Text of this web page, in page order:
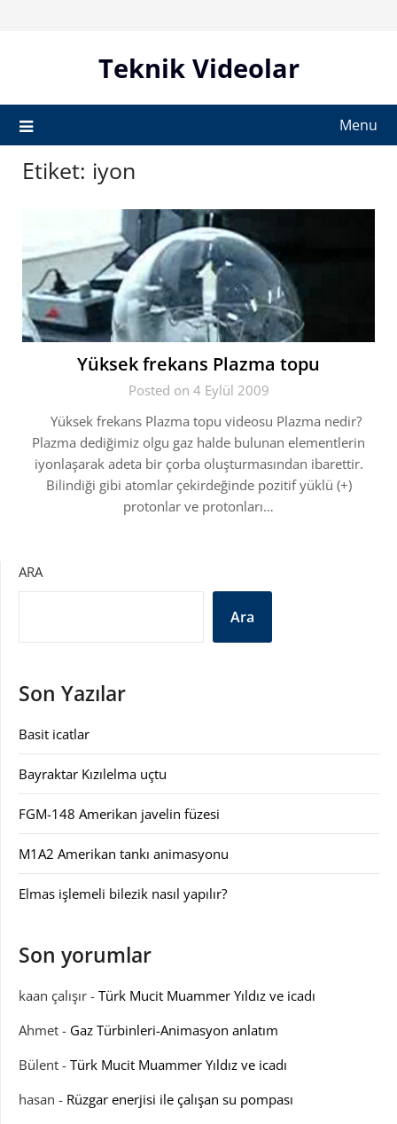
Teknik Videolar
Menu
Etiket: iyon
Yüksek frekans Plazma topu
Posted on 4 Eylül 2009
Yüksek frekans Plazma topu videosu Plazma nedir?
Plazma dediğimiz olgu gaz halde bulunan elementlerin
iyonlaşarak adeta bir çorba oluşturmasından ibarettir.
Bilindiği gibi atomlar çekirdeğinde pozitif yüklü (+)
protonlar ve protonları…
ARA
Ara
Son Yazılar
Basit icatlar
Bayraktar Kızılelma uçtu
FGM-148 Amerikan javelin füzesi
M1A2 Amerikan tankı animasyonu
Elmas işlemeli bilezik nasıl yapılır?
Son yorumlar
kaan çalışır - Türk Mucit Muammer Yıldız ve icadı
Ahmet - Gaz Türbinleri-Animasyon anlatım
Bülent - Türk Mucit Muammer Yıldız ve icadı
hasan - Rüzgar enerjisi ile çalışan su pompası